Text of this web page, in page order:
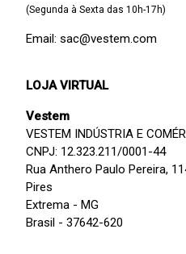
(Segunda à Sexta das 10h-17h)
Email: sac@vestem.com
LOJA VIRTUAL
Vestem
VESTEM INDÚSTRIA E
CNPJ: 12.323.211/0001-44
Rua Anthero Paulo Pereira,
Pires
Extrema - MG
Brasil - 37642-620